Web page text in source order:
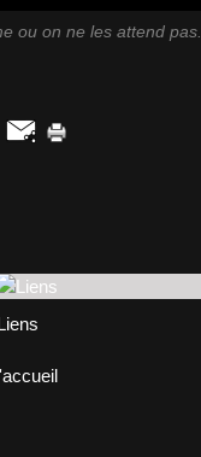
ou on ne les attend pas.